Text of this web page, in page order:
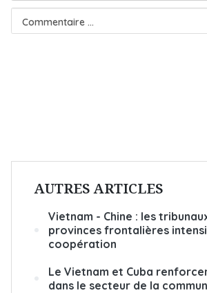
AUTRES ARTICLES
Vietnam - Chine : les
provinces frontalières
coopération
Le Vietnam et Cuba
dans le secteur de la